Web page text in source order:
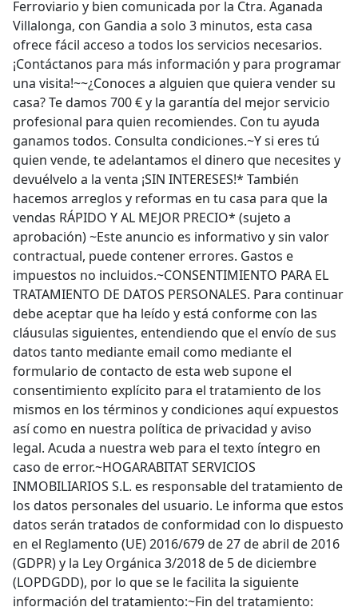
Ferroviario y bien comunicada por la Ctra. Aganada
Villalonga, con Gandia a solo 3 minutos, esta casa
ofrece fácil acceso a todos los servicios necesarios.
¡Contáctanos para más información y para programar
una visita!~~¿Conoces a alguien que quiera vender su
casa? Te damos 700 € y la garantía del mejor servicio
profesional para quien recomiendes. Con tu ayuda
ganamos todos. Consulta condiciones.~Y si eres tú
quien vende, te adelantamos el dinero que necesites y
devuélvelo a la venta ¡SIN INTERESES!* También
hacemos arreglos y reformas en tu casa para que la
vendas RÁPIDO Y AL MEJOR PRECIO* (sujeto a
aprobación) ~Este anuncio es informativo y sin valor
contractual, puede contener errores. Gastos e
impuestos no incluidos.~CONSENTIMIENTO PARA EL
TRATAMIENTO DE DATOS PERSONALES. Para continuar
debe aceptar que ha leído y está conforme con las
cláusulas siguientes, entendiendo que el envío de sus
datos tanto mediante email como mediante el
formulario de contacto de esta web supone el
consentimiento explícito para el tratamiento de los
mismos en los términos y condiciones aquí expuestos
así como en nuestra política de privacidad y aviso
legal. Acuda a nuestra web para el texto íntegro en
caso de error.~HOGARABITAT SERVICIOS
INMOBILIARIOS S.L. es responsable del tratamiento de
los datos personales del usuario. Le informa que estos
datos serán tratados de conformidad con lo dispuesto
en el Reglamento (UE) 2016/679 de 27 de abril de 2016
(GDPR) y la Ley Orgánica 3/2018 de 5 de diciembre
(LOPDGDD), por lo que se le facilita la siguiente
información del tratamiento:~Fin del tratamiento: